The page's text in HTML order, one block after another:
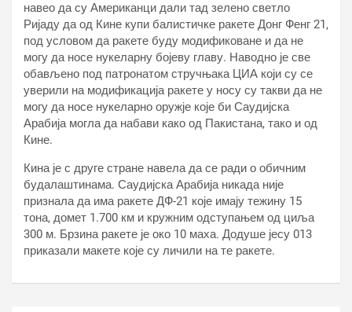
навео да су Американци дали тад зелено светло
Ријаду да од Кине купи балистичке ракете Донг Фенг 21,
под условом да ракете буду модификоване и да не
могу да носе нукеларну бојеву главу. Наводно је све
обављено под патронатом стручњака ЦИА који су се
уверили на модификација ракете у носу су такви да не
могу да носе нукеларно оружје које би Саудијска
Арабија могла да набави како од Пакистана, тако и од
Кине.
Кина је с друге стране навела да се ради о обичним
будалаштинама. Саудијска Арабија никада није
признала да има ракете ДФ-21 које имају тежину 15
тона, домет 1.700 км и кружним одступањем од циља
300 м. Брзина ракете је око 10 маха. Додуше јесу 013
приказали макете које су личили на те ракете.